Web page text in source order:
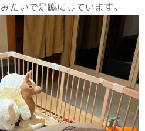
個人情報の保護
>
サイト
たいで足蹴にしています。